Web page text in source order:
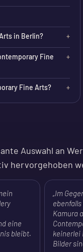
in Berlin? +
Fine
+
Fine Arts? +
Auswahl an
hervorgehoben
eine
bleibt.
„Im
Kamura
keinerlei
Bilder